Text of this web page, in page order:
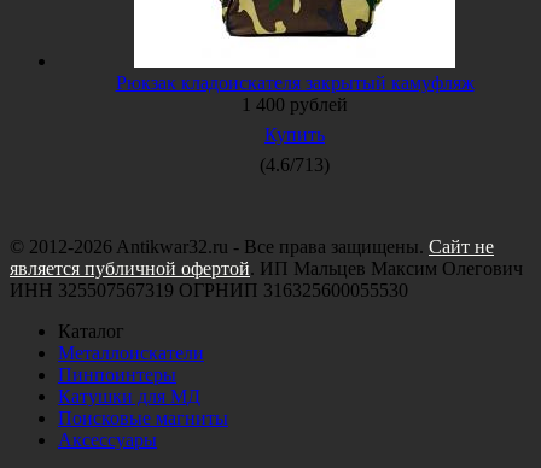
Рюкзак кладоискателя закрытый камуфляж
1 400 рублей
Купить
(4.6/713)
© 2012-2026 Antikwar32.ru - Все права защищены. Сайт не
является публичной офертой. ИП Мальцев Максим Олегович
ИНН 325507567319 ОГРНИП 316325600055530
Каталог
Металлоискатели
Пинпоинтеры
Катушки для МД
Поисковые магниты
Аксессуары